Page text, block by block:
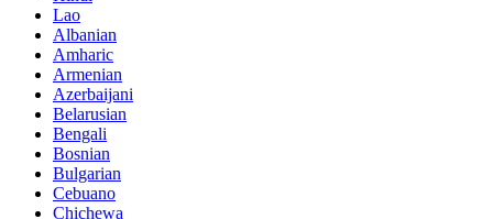
Lao
Albanian
Amharic
Armenian
Azerbaijani
Belarusian
Bengali
Bosnian
Bulgarian
Cebuano
Chichewa